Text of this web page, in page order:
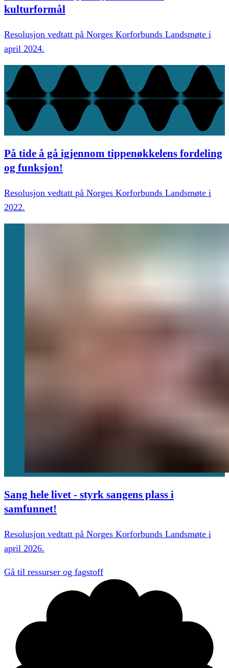
kulturformål
Resolusjon vedtatt på Norges Korforbunds Landsmøte i
april 2024.
På tide å gå igjennom tippenøkkelens fordeling
og funksjon!
Resolusjon vedtatt på Norges Korforbunds Landsmøte i
2022.
Sang hele livet - styrk sangens plass i
samfunnet!
Resolusjon vedtatt på Norges Korforbunds Landsmøte i
april 2026.
Gå til ressurser og fagstoff